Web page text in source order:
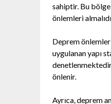
sahiptir. Bu
önlemleri
Deprem önlemleri
uygulanan yapı
önlenir.
Ayrıca, deprem